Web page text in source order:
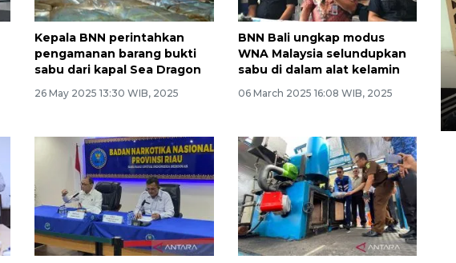
Kepala BNN perintahkan
pengamanan barang bukti
sabu dari kapal Sea Dragon
26 May 2025 13:30 WIB, 2025
BNN Bali ungkap modus
WNA Malaysia selundupkan
sabu di dalam alat kelamin
06 March 2025 16:08 WIB, 2025
Penanaman 3000 batang
bakau merah di Dumai